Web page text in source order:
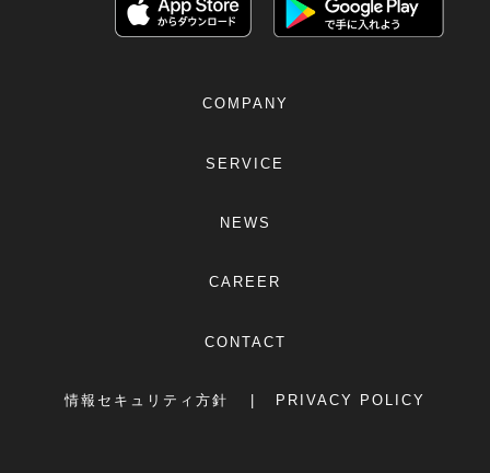
COMPANY
SERVICE
NEWS
CAREER
CONTACT
情報セキュリティ方針 PRIVACY POLICY